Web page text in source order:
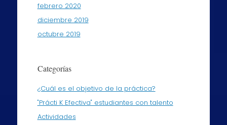
febrero 2020
diciembre 2019
octubre 2019
Categorías
¿Cuál es el objetivo de la práctica?
"Prácti K Efectiva" estudiantes con talento
Actividades